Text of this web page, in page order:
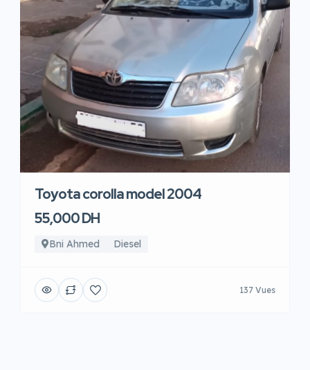
Toyota corolla model 2004
55,000 DH
Bni Ahmed Diesel
137 Vues